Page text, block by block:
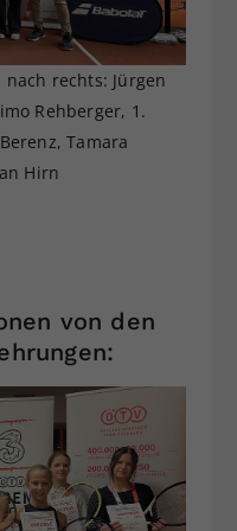
rechts: Jürgen
Rehberger, 1.
Tamara
Hirn
von den